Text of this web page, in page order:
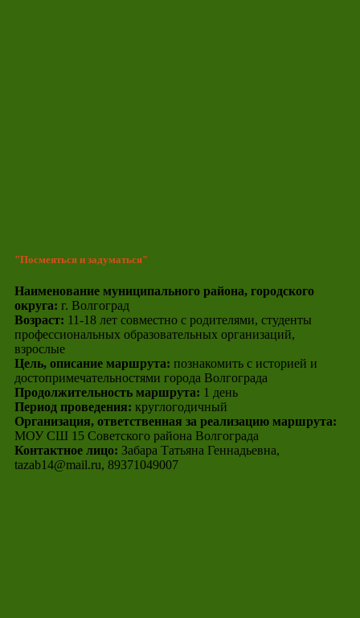
"Посмеяться и задуматься"
Наименование муниципального района, городского
округа: г. Волгоград
Возраст: 11-18 лет совместно с родителями, студенты
профессиональных образовательных организаций,
взрослые
Цель, описание маршрута: познакомить с историей и
достопримечательностями города Волгограда
Продолжительность маршрута: 1 день
Период проведения: круглогодичный
Организация, ответственная за реализацию маршрута:
МОУ СШ 15 Советского района Волгограда
Контактное лицо: Забара Татьяна Геннадьевна,
tazab14@mail.ru, 89371049007